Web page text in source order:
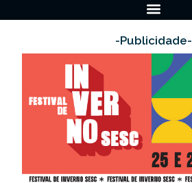
-Publicidade-